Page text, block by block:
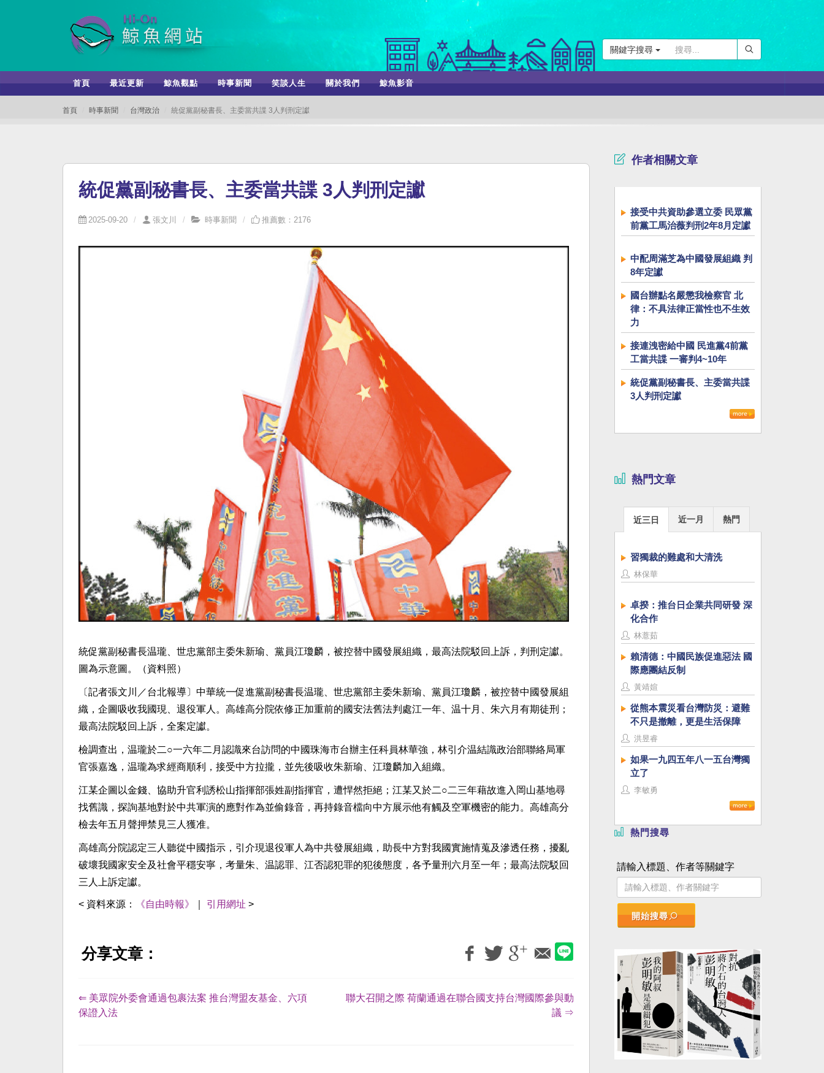
關鍵字搜尋
首頁 最近更新 鯨魚觀點 時事新聞 笑談人生 關於我們 鯨魚影音
首頁 時事新聞 台灣政治 統促黨副秘書長、主委當共諜 3人判刑定讞
統促黨副秘書長、主委當共諜 3人判刑定讞
2025-09-20 張文川 時事新聞 推薦數：2176
統促黨副秘書長温瓏、世忠黨部主委朱新瑜、黨員江瓊麟，被控替中國發展組織，最高法院駁回上訴，判刑定讞。
圖為示意圖。（資料照）
〔記者張文川／台北報導〕中華統一促進黨副秘書長温瓏、世忠黨部主委朱新瑜、黨員江瓊麟，被控替中國發展組
織，企圖吸收我國現、退役軍人。高雄高分院依修正加重前的國安法舊法判處江一年、温十月、朱六月有期徒刑；
最高法院駁回上訴，全案定讞。
檢調查出，温瓏於二○一六年二月認識來台訪問的中國珠海市台辦主任科員林華強，林引介温結識政治部聯絡局軍
官張嘉逸，温瓏為求經商順利，接受中方拉攏，並先後吸收朱新瑜、江瓊麟加入組織。
江某企圖以金錢、協助升官利誘松山指揮部張姓副指揮官，遭悍然拒絕；江某又於二○二三年藉故進入岡山基地尋
找舊識，探詢基地對於中共軍演的應對作為並偷錄音，再持錄音檔向中方展示他有觸及空軍機密的能力。高雄高分
檢去年五月聲押禁見三人獲准。
高雄高分院認定三人聽從中國指示，引介現退役軍人為中共發展組織，助長中方對我國實施情蒐及滲透任務，擾亂
破壞我國家安全及社會平穩安寧，考量朱、温認罪、江否認犯罪的犯後態度，各予量刑六月至一年；最高法院駁回
三人上訴定讞。
< 資料來源： 《自由時報》 引用網址 >
分享文章：
⇐ 美眾院外委會通過包裹法案 推台灣盟友基金、六項
保證入法
聯大召開之際 荷蘭通過在聯合國支持台灣國際參與動
議 ⇒
作者相關文章
接受中共資助參選立委 民眾黨
前黨工馬治薇判刑2年8月定讞
中配周滿芝為中國發展組織 判
8年定讞
國台辦點名嚴懲我檢察官 北
律：不具法律正當性也不生效
力
接連洩密給中國 民進黨4前黨
工當共諜 一審判4~10年
統促黨副秘書長、主委當共諜
3人判刑定讞
熱門文章
近三日 近一月 熱門
習獨裁的難處和大清洗
林保華
卓揆：推台日企業共同研發 深
化合作
林薏茹
賴清德：中國民族促進惡法 國
際應團結反制
黃靖媗
從熊本震災看台灣防災：避難
不只是撤離，更是生活保障
洪昱睿
如果一九四五年八一五台灣獨
立了
李敏勇
熱門搜尋
請輸入標題、作者等關鍵字
開始搜尋